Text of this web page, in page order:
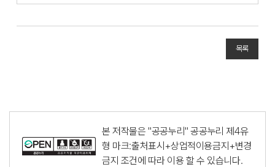
목록
본 저작물은 "공공누리"공공누리 제4유
형 마크:출처표시+상업적이용금지+변경
금지 조건에 따라 이용 할 수 있습니다.